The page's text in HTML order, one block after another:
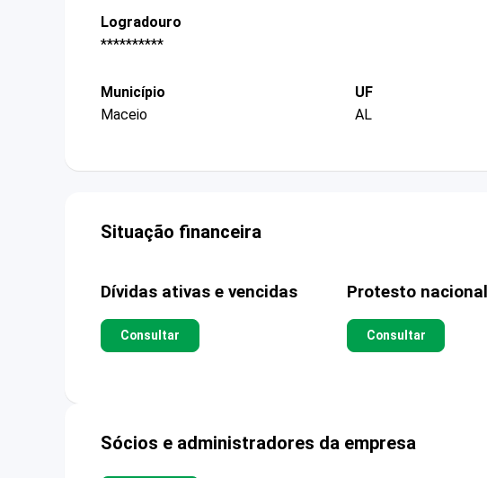
Logradouro
**********
Município
Maceio
UF
AL
Situação financeira
Dívidas ativas e vencidas
Consultar
Protesto nacional
Consultar
Sócios e administradores da empresa